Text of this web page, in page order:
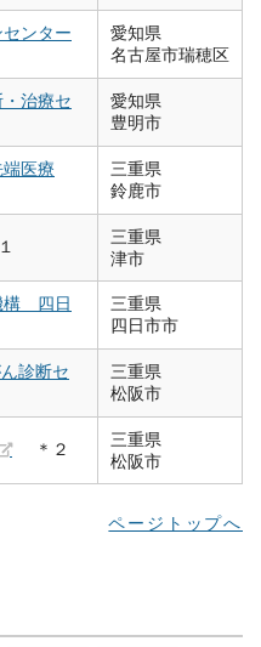
ンター
愛知県
名古屋市瑞穂区
治療セ
愛知県
豊明市
医療
三重県
鈴鹿市
三重県
津市
構 四日
三重県
四日市市
診断セ
三重県
松阪市
＊２
三重県
松阪市
ページトップへ